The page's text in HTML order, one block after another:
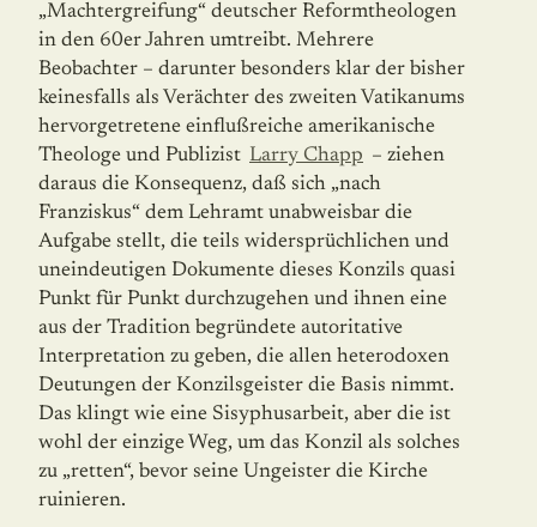
„Machtergreifung“ deutscher Reformtheologen
in den 60er Jahren umtreibt. Mehrere
Beobachter – darunter besonders klar der bisher
keinesfalls als Verächter des zweiten Vatikanums
hervorgetretene einflußreiche amerikanische
Theologe und Publizist Larry Chapp – ziehen
daraus die Konsequenz, daß sich „nach
Franziskus“ dem Lehramt unabweisbar die
Aufgabe stellt, die teils widersprüchlichen und
uneindeutigen Dokumente dieses Konzils quasi
Punkt für Punkt durchzugehen und ihnen eine
aus der Tradition begründete autoritative
Interpretation zu geben, die allen heterodoxen
Deutungen der Konzilsgeister die Basis nimmt.
Das klingt wie eine Sisyphusarbeit, aber die ist
wohl der einzige Weg, um das Konzil als solches
zu „retten“, bevor seine Ungeister die Kirche
ruinieren.